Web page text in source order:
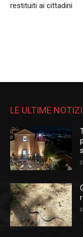
restituiti ai cittadini
LE ULTIME